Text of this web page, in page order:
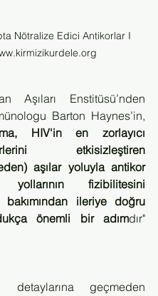
Nötralize Edici Antikorlar I
Aşıları Enstitüsü’nden
Barton Haynes’in,
HIV'in en zorlayıcı
türlerini etkisizleştiren
aşılar yoluyla antikor
yollarının fizibilitesini
bakımından ileriye doğru
önemli bir adımdır"
detaylarına geçmeden